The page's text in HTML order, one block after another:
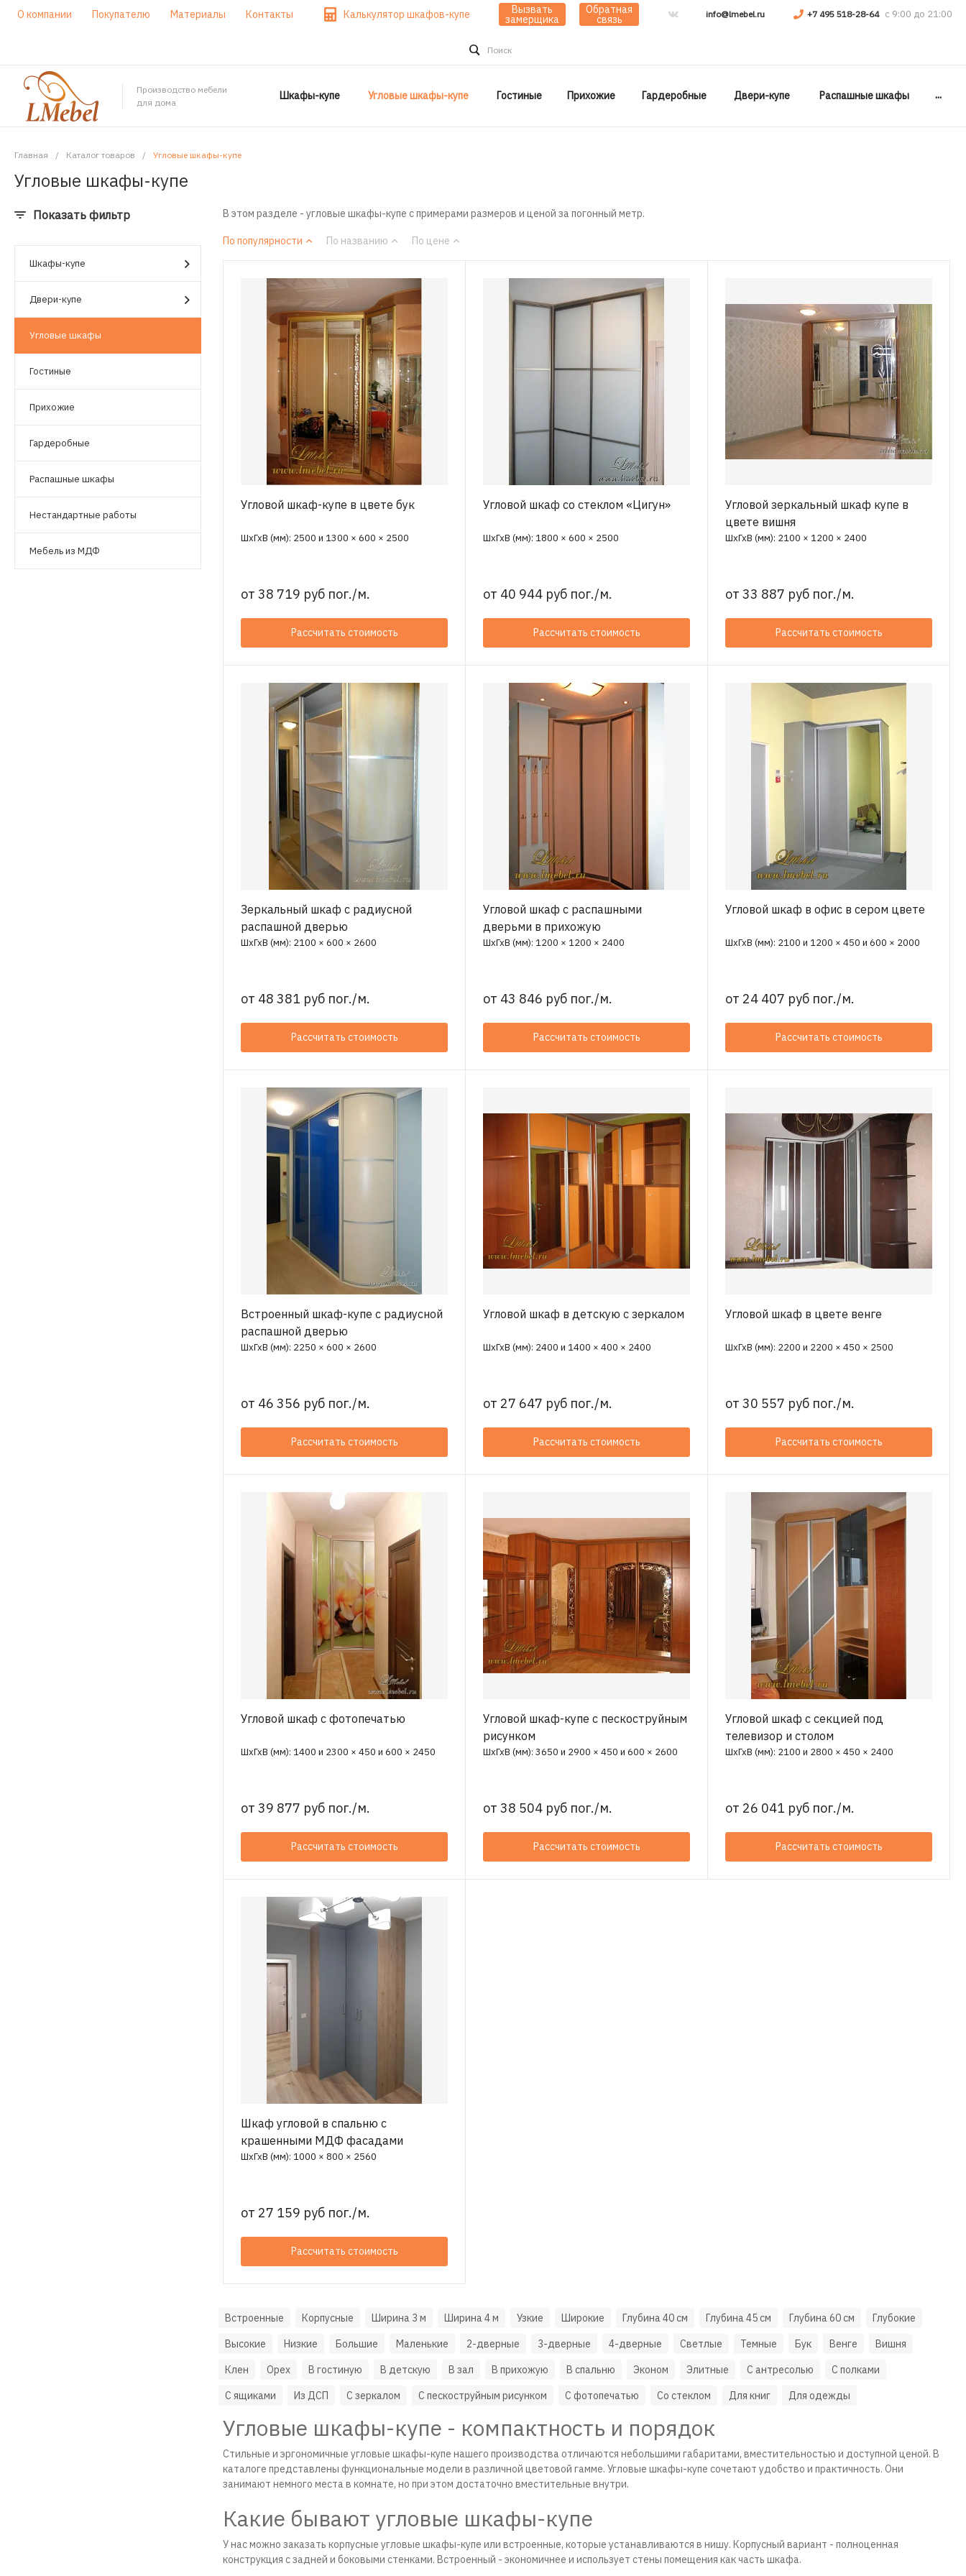
О компании Покупателю Материалы Контакты Калькулятор шкафов-купе Вызвать
замерщика
Обратная
связь info@lmebel.ru +7 495 518-28-64
Поиск
Производство мебели
для дома
Шкафы-купе Угловые шкафы-купе Гостиные Прихожие Гардеробные Двери-купе Распашные шкафы ...
Главная / Каталог товаров / Угловые шкафы-купе
Угловые шкафы-купе
Показать фильтр
Шкафы-купе
Двери-купе
Угловые шкафы
Гостиные
Прихожие
Гардеробные
Распашные шкафы
Нестандартные работы
Мебель из МДФ
В этом разделе - угловые шкафы-купе с примерами размеров и ценой за погонный метр.
По популярности По названию По цене
Угловой шкаф-купе в цвете бук
ШхГхВ (мм): 2500 и 1300 × 600 × 2500
от 38 719 руб пог./м.
Рассчитать стоимость
Угловой шкаф со стеклом «Цигун»
ШхГхВ (мм): 1800 × 600 × 2500
от 40 944 руб пог./м.
Рассчитать стоимость
Угловой зеркальный шкаф купе в
цвете вишня
ШхГхВ (мм): 2100 × 1200 × 2400
от 33 887 руб пог./м.
Рассчитать стоимость
Зеркальный шкаф с радиусной
распашной дверью
ШхГхВ (мм): 2100 × 600 × 2600
от 48 381 руб пог./м.
Рассчитать стоимость
Угловой шкаф с распашными
дверьми в прихожую
ШхГхВ (мм): 1200 × 1200 × 2400
от 43 846 руб пог./м.
Рассчитать стоимость
Угловой шкаф в офис в сером цвете
ШхГхВ (мм): 2100 и 1200 × 450 и 600 × 2000
от 24 407 руб пог./м.
Рассчитать стоимость
Встроенный шкаф-купе с радиусной
распашной дверью
ШхГхВ (мм): 2250 × 600 × 2600
от 46 356 руб пог./м.
Рассчитать стоимость
Угловой шкаф в детскую с зеркалом
ШхГхВ (мм): 2400 и 1400 × 400 × 2400
от 27 647 руб пог./м.
Рассчитать стоимость
Угловой шкаф в цвете венге
ШхГхВ (мм): 2200 и 2200 × 450 × 2500
от 30 557 руб пог./м.
Рассчитать стоимость
Угловой шкаф с фотопечатью
ШхГхВ (мм): 1400 и 2300 × 450 и 600 × 2450
от 39 877 руб пог./м.
Рассчитать стоимость
Угловой шкаф-купе с пескоструйным
рисунком
ШхГхВ (мм): 3650 и 2900 × 450 и 600 × 2600
от 38 504 руб пог./м.
Рассчитать стоимость
Угловой шкаф с секцией под
телевизор и столом
ШхГхВ (мм): 2100 и 2800 × 450 × 2400
от 26 041 руб пог./м.
Рассчитать стоимость
Шкаф угловой в спальню с
крашенными МДФ фасадами
ШхГхВ (мм): 1000 × 800 × 2560
от 27 159 руб пог./м.
Рассчитать стоимость
Встроенные Корпусные Ширина 3 м Ширина 4 м Узкие Широкие Глубина 40 см Глубина 45 см Глубина 60 см
Глубокие
Высокие
Низкие Большие Маленькие 2-дверные 3-дверные 4-дверные Светлые Темные Бук Венге
Вишня
Клен
Орех В гостиную В детскую В зал В прихожую В спальню Эконом Элитные С антресолью
С полками
С ящиками
Из ДСП С зеркалом С пескоструйным рисунком С фотопечатью Со стеклом Для книг Для одежды
Угловые шкафы-купе - компактность и порядок
Стильные и эргономичные угловые шкафы-купе нашего производства отличаются небольшими габаритами, вместительностью и доступной ценой. В
каталоге представлены функциональные модели в различной цветовой гамме. Угловые шкафы-купе сочетают удобство и практичность. Они
занимают немного места в комнате, но при этом достаточно вместительные внутри.
Какие бывают угловые шкафы-купе
У нас можно заказать корпусные угловые шкафы-купе или встроенные, которые устанавливаются в нишу. Корпусный вариант - полноценная
конструкция с задней и боковыми стенками. Встроенный - экономичнее и использует стены помещения как часть шкафа.